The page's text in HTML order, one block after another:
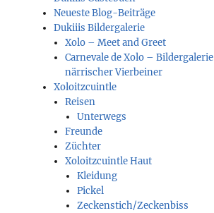
Neueste Blog-Beiträge
Dukiiis Bildergalerie
Xolo – Meet and Greet
Carnevale de Xolo – Bildergalerie
närrischer Vierbeiner
Xoloitzcuintle
Reisen
Unterwegs
Freunde
Züchter
Xoloitzcuintle Haut
Kleidung
Pickel
Zeckenstich/Zeckenbiss